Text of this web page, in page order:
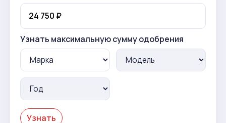
Узнать максимальную сумму одобрения
Узнать